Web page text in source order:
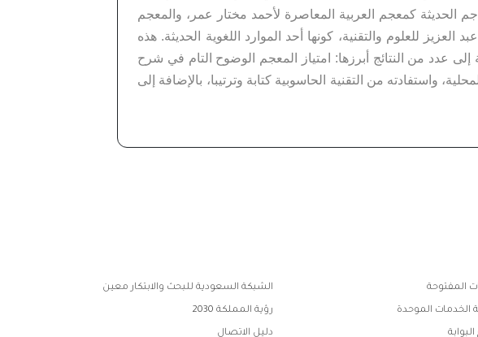
الحديثة كمعجم العربية المعاصرة لأحمد مختار عمر، والمعجم
العزيز للعلوم والتقنية، كونها أحد الموارد اللغوية الحديثة. هذه
عدد من النتائج أبرزها: امتياز المعجم الوضوح التام في شرح
واستفادته من التقنية الحاسوبية كتابة وترتيبا، بالإضافة إلى
المفتوحة الشبكة السعودية للبحث والابتكار معين
الخدمات الموحدة رؤية المملكة 2030
دليل الاتصال